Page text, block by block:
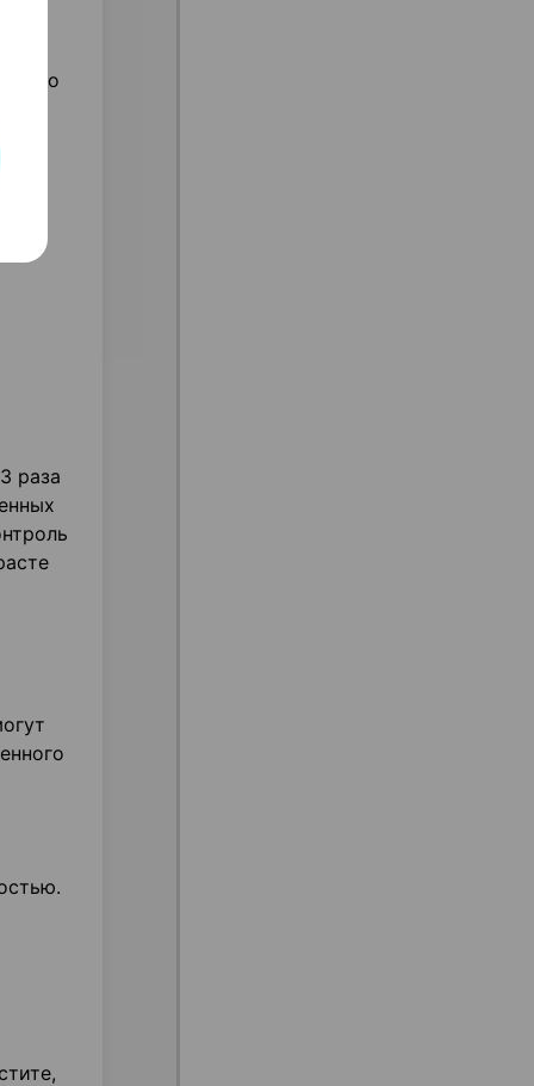
раза